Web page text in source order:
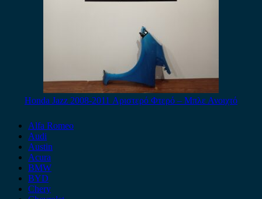
Honda Jazz 2008-2011 Αριστερό Φτερό – Μπλε Ανοιχτό
Alfa Romeo
Audi
Austin
Acura
BMW
BYD
Chery